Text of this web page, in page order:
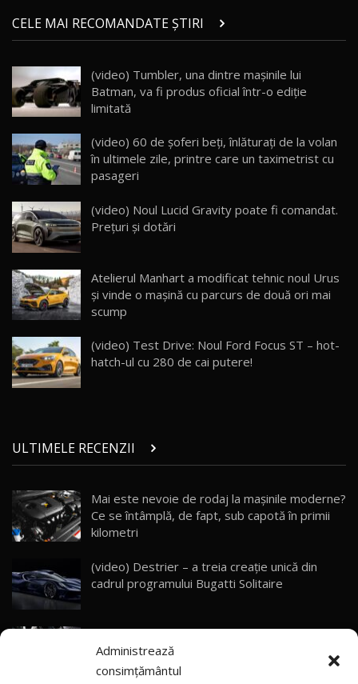
Administrează
consimțământul
21
Micul BYD Dolphin Surf / Test Drive
AutoBlog.MD
16:59
22
Noua Mazda 6e / Test Drive AutoBlog.MD
26:59
23
Lynk & Co 01 / Test Drive AutoBlog.MD
25:19
24
ZEEKR 009: Cel mai Performant și Confortabil
Van Electric Testat în Moldova / AutoBlog.MD
26:38
25
mai Exclusiv și Puternic Defender Testat în
Moldova
32:21
26
AutoBlog.MD
10:57
28
Noul Geely Monjaro 2025! Mai ieftin și mai
dotat / Test Drive AutoBlog.MD
29
ZEEKR 9X - PRIMUL TEST DRIVE ÎN ROMÂNĂ!
CUM SE CONDUCE?
33:40
30
Primele impresii despre BYD Seal U DM-i,
Sealion 7 și Seal 5 DM-i / Test Drive
AutoBlog.MD
13:56
CELE MAI RECOMANDATE ȘTIRI
(video) Tumbler, una dintre mașinile lui
Batman, va fi produs oficial într-o ediție
limitată
(video) 60 de șoferi beți, înlăturați de la volan
în ultimele zile, printre care un taximetrist cu
pasageri
(video) Noul Lucid Gravity poate fi comandat.
Prețuri și dotări
Atelierul Manhart a modificat tehnic noul Urus
şi vinde o maşină cu parcurs de două ori mai
scump
(video) Test Drive: Noul Ford Focus ST – hot-
hatch-ul cu 280 de cai putere!
ULTIMELE RECENZII
Mai este nevoie de rodaj la mașinile moderne?
Ce se întâmplă, de fapt, sub capotă în primii
kilometri
(video) Destrier – a treia creație unică din
cadrul programului Bugatti Solitaire
(video) SRT prezintă tehnologia eBoost Air
care elimină decalajul turbo